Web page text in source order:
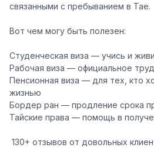
связанными с пребыванием в Тае.
Вот чем могу быть полезен:
Студенческая виза — учись и
Рабочая виза — официальное
Пенсионная виза — для тех, кто
жизнью
Бордер ран — продление срока
Тайские права — помощь в
130+ отзывов от довольных